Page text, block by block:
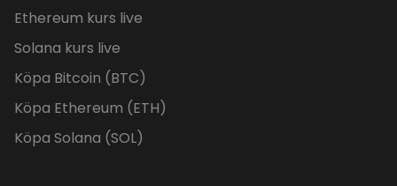
Ethereum kurs live
Solana kurs live
Köpa Bitcoin (BTC)
Köpa Ethereum (ETH)
Köpa Solana (SOL)